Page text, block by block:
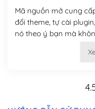
Mã nguồn mở cung
đổi theme, tự cài
nó theo ý bạn mà